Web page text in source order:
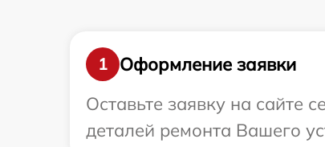
1
Оформление заявки
Оставьте заявку на сайте
деталей ремонта Вашего